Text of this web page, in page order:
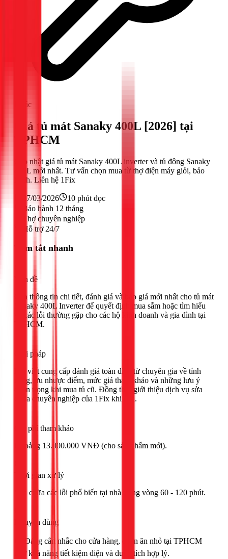
Khác
Giá tủ mát Sanaky 400L [2026] tại
TPHCM
Cập nhật giá tủ mát Sanaky 400L inverter và tủ đông Sanaky
400L mới nhất. Tư vấn chọn mua từ thợ điện máy giỏi, bảo
hành. Liên hệ 1Fix
27/03/2026 10 phút đọc
Bảo hành 12 tháng
Thợ chuyên nghiệp
Hỗ trợ 24/7
Tóm tắt nhanh
Vấn đề
Cần thông tin chi tiết, đánh giá và báo giá mới nhất cho tủ mát
Sanaky 400L Inverter để quyết định mua sắm hoặc tìm hiểu
về các lỗi thường gặp cho các hộ kinh doanh và gia đình tại
TPHCM.
Giải pháp
Bài viết cung cấp đánh giá toàn diện từ chuyên gia về tính
năng, ưu nhược điểm, mức giá tham khảo và những lưu ý
quan trọng khi mua tủ cũ. Đồng thời giới thiệu dịch vụ sửa
chữa chuyên nghiệp của 1Fix khi cần.
Chi phí tham khảo
Khoảng 13.000.000 VNĐ (cho sản phẩm mới).
Thời gian xử lý
Sửa chữa các lỗi phổ biến tại nhà trong vòng 60 - 120 phút.
Khuyên dùng
🟢 Đáng cân nhắc cho cửa hàng, quán ăn nhỏ tại TPHCM
nhờ khả năng tiết kiệm điện và dung tích hợp lý.